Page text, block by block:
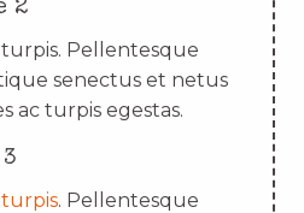
2
Pellentesque
senectus et netus
ac turpis egestas.
. Pellentesque